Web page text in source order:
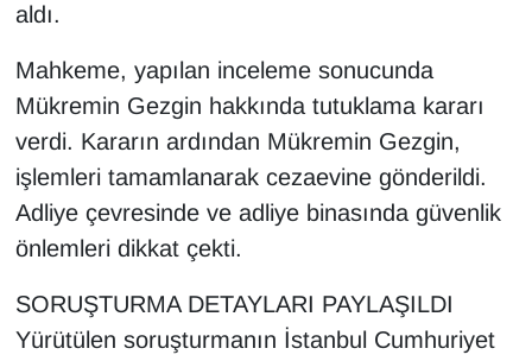
aldı.
Mahkeme, yapılan inceleme sonucunda
Mükremin Gezgin hakkında tutuklama kararı
verdi. Kararın ardından Mükremin Gezgin,
işlemleri tamamlanarak cezaevine gönderildi.
Adliye çevresinde ve adliye binasında güvenlik
önlemleri dikkat çekti.
SORUŞTURMA DETAYLARI PAYLAŞILDI
Yürütülen soruşturmanın İstanbul Cumhuriyet